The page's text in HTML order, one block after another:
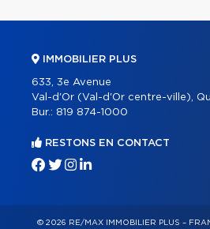
IMMOBILIER PLUS
633, 3e Avenue
Val-d'Or (Val-d'Or centre-ville),
Bur.: 819 874-1000
RESTONS EN CONTACT
© 2026 RE/MAX IMMOBILIER PLUS –